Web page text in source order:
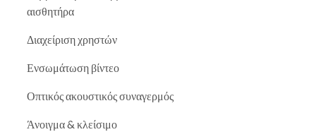
αισθητήρα
Διαχείριση χρηστών
Ενσωμάτωση βίντεο
Οπτικός ακουστικός συναγερμός
Άνοιγμα & κλείσιμο